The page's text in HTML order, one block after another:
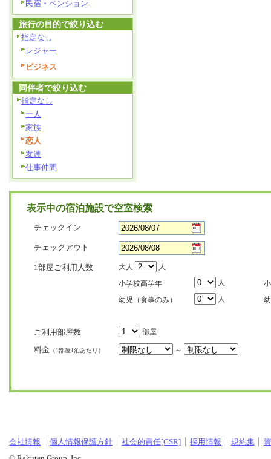
民宿・ペンション
旅行の目的で絞り込む
指定なし
レジャー
ビジネス
同伴者で絞り込む
指定なし
一人
家族
恋人
友達
仕事仲間
表示中の宿泊施設で空室検索
チェックイン
チェックアウト
1部屋ご利用人数 大人
人
小学校高学年
人
幼児（食事のみ）
人
ご利用部屋数 部屋
料金 （1部屋1泊あたり） ～
会社情報 個人情報保護方針 社会的責任[CSR] 採用情報 規約集